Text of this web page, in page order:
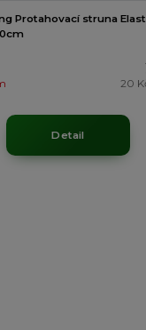
Protahovací struna
20
Detail